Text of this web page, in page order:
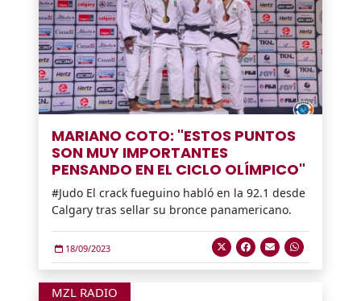
MARIANO COTO: "ESTOS PUNTOS
SON MUY IMPORTANTES
PENSANDO EN EL CICLO OLÍMPICO"
#Judo El crack fueguino habló en la 92.1 desde
Calgary tras sellar su bronce panamericano.
18/09/2023
MZL RADIO